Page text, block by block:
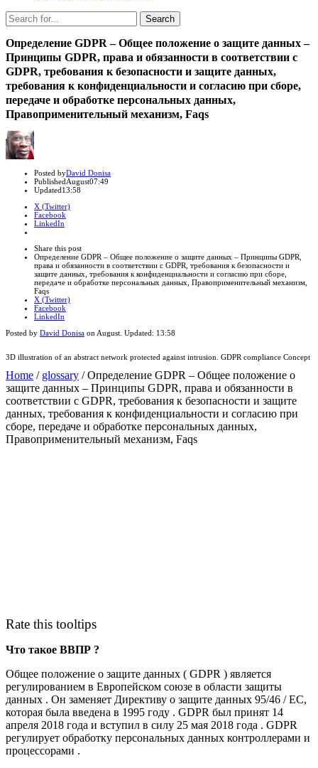
Search
Search
for:
Определение GDPR – Общее положение о защите данных –
Принципы GDPR, права и обязанности в соответствии с
GDPR, требования к безопасности и защите данных,
требования к конфиденциальности и согласию при сборе,
передаче и обработке персональных данных,
Правоприменительный механизм, Faqs
Author
Posted byDavid Donisa
PublishedAugust07:49
Updated13:58
X (Twitter)
Facebook
LinkedIn
post
Share this postClose
sharing
box
Определение GDPR – Общее положение о защите данных – Принципы GDPR,
права и обязанности в соответствии с GDPR, требования к безопасности и
защите данных, требования к конфиденциальности и согласию при сборе,
передаче и обработке персональных данных, Правоприменительный механизм,
Faqs
X (Twitter)
Facebook
LinkedIn
Posted by David Donisa on August . Updated: 13:58
3D illustration of an abstract network protected against intrusion. GDPR compliance Concept
Home / glossary /Определение GDPR – Общее положение о
защите данных – Принципы GDPR, права и обязанности в
соответствии с GDPR, требования к безопасности и защите
данных, требования к конфиденциальности и согласию при
сборе, передаче и обработке персональных данных,
Правоприменительный механизм, Faqs
Rate this tooltips
Что такое ВВПР ?
Общее положение о защите данных ( GDPR ) является
регулированием в Европейском союзе в области защиты
данных . Он заменяет Директиву о защите данных 95/46 / EC,
которая была введена в 1995 году . GDPR был принят 14
апреля 2018 года и вступил в силу 25 мая 2018 года . GDPR
регулирует обработку персональных данных контроллерами и
процессорами .